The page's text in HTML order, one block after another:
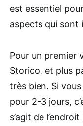
est essentiel
aspects qui sont
Pour un premier
Storico, et plus
très bien. Si
pour 2-3 jours,
s’agit de